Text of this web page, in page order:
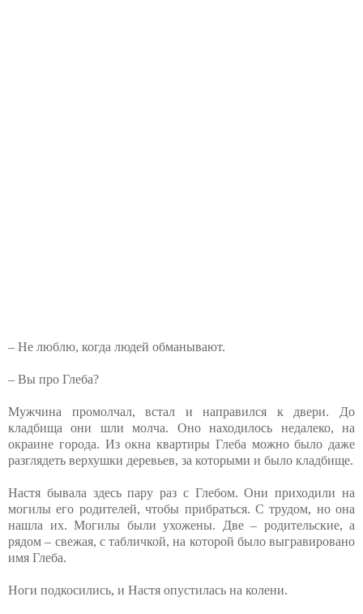
– Не люблю, когда людей обманывают.
– Вы про Глеба?
Мужчина промолчал, встал и направился к двери. До
кладбища они шли молча. Оно находилось недалеко, на
окраине города. Из окна квартиры Глеба можно было даже
разглядеть верхушки деревьев, за которыми и было кладбище.
Настя бывала здесь пару раз с Глебом. Они приходили на
могилы его родителей, чтобы прибраться. С трудом, но она
нашла их. Могилы были ухожены. Две – родительские, а
рядом – свежая, с табличкой, на которой было выгравировано
имя Глеба.
Ноги подкосились, и Настя опустилась на колени.